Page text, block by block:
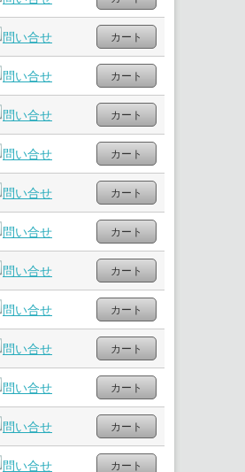
問い合せ
問い合せ
問い合せ
問い合せ
問い合せ
問い合せ
問い合せ
問い合せ
問い合せ
問い合せ
問い合せ
問い合せ